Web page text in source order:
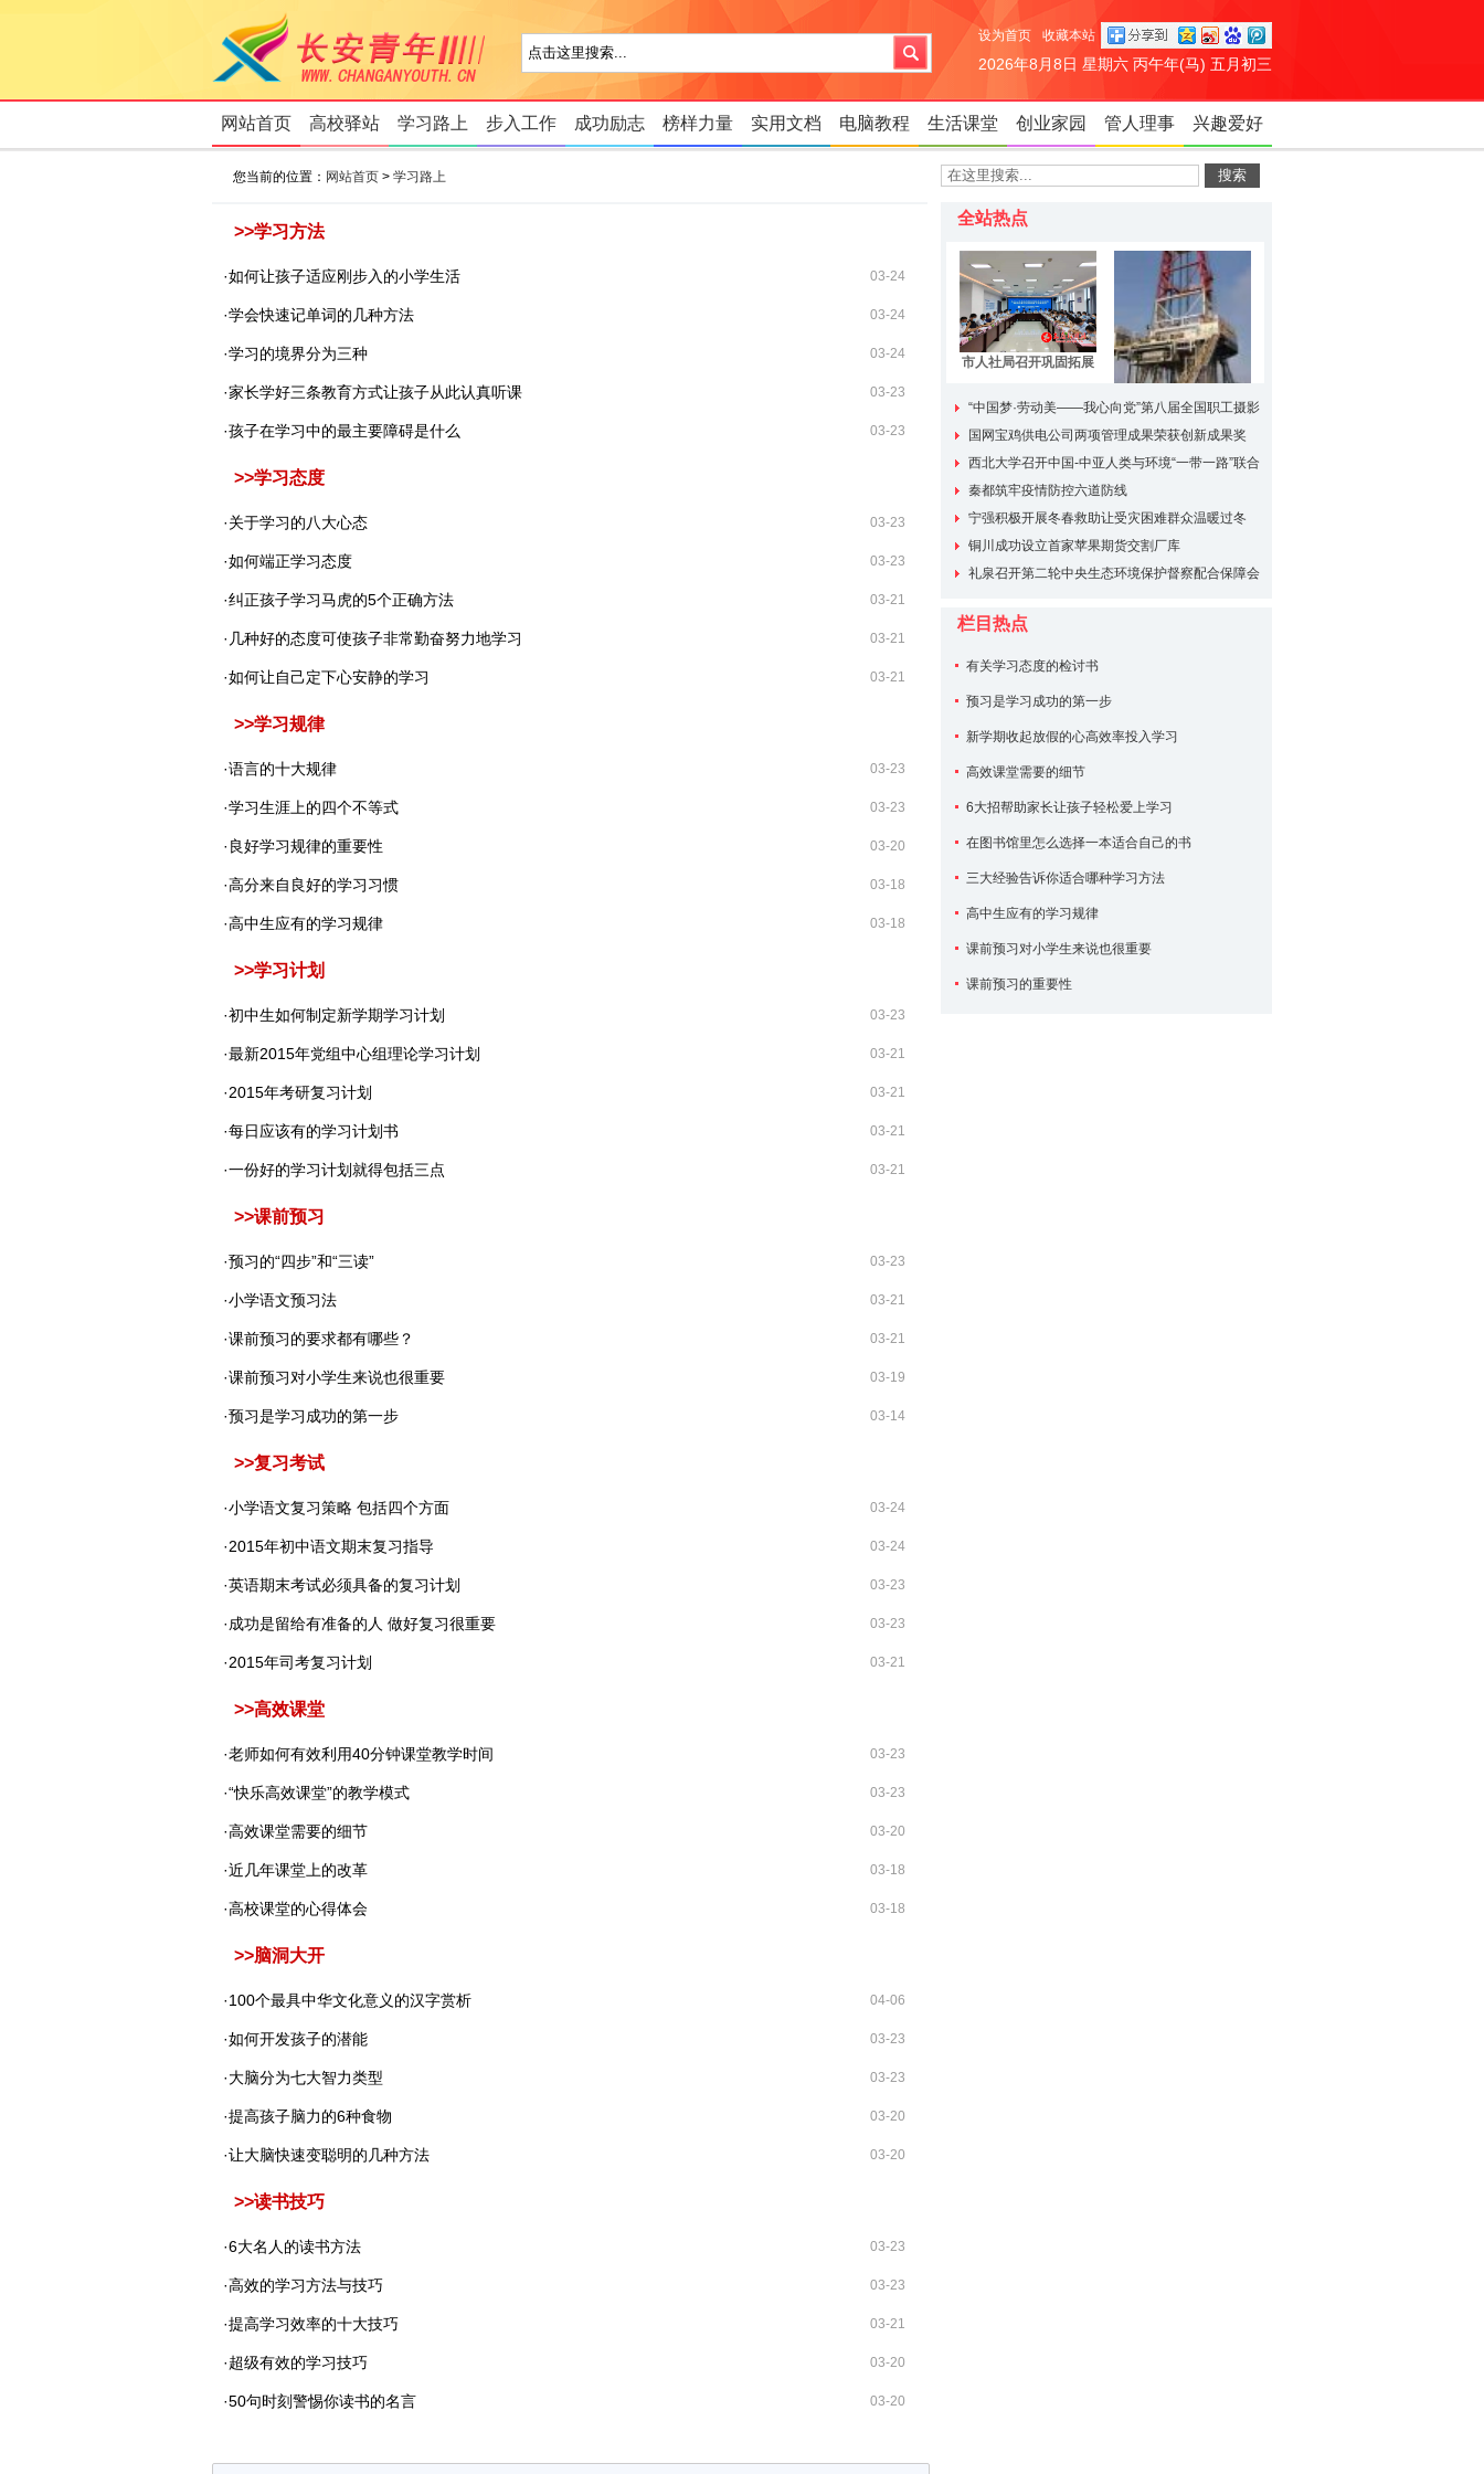
设为首页 收藏本站
2026年8月8日 星期六 丙午年(马) 五月初三
网站首页 高校驿站 学习路上 步入工作 成功励志 榜样力量 实用文档 电脑教程 生活课堂 创业家园 管人理事 兴趣爱好
您当前的位置： 网站首页 > 学习路上
>>学习方法
·如何让孩子适应刚步入的小学生活 03-24
·学会快速记单词的几种方法 03-24
·学习的境界分为三种 03-24
·家长学好三条教育方式让孩子从此认真听课 03-23
·孩子在学习中的最主要障碍是什么 03-23
>>学习态度
·关于学习的八大心态 03-23
·如何端正学习态度 03-23
·纠正孩子学习马虎的5个正确方法 03-21
· 几种好的态度可使孩子非常勤奋努力地学习 03-21
·如何让自己定下心安静的学习 03-21
>>学习规律
·语言的十大规律 03-23
·学习生涯上的四个不等式 03-23
· 良好学习规律的重要性 03-20
·高分来自良好的学习习惯 03-18
·高中生应有的学习规律 03-18
>>学习计划
·初中生如何制定新学期学习计划 03-23
·最新2015年党组中心组理论学习计划 03-21
·2015年考研复习计划 03-21
·每日应该有的学习计划书 03-21
·一份好的学习计划就得包括三点 03-21
>>课前预习
·预习的“四步”和“三读” 03-23
·小学语文预习法 03-21
·课前预习的要求都有哪些？ 03-21
·课前预习对小学生来说也很重要 03-19
·预习是学习成功的第一步 03-14
>>复习考试
·小学语文复习策略 包括四个方面 03-24
·2015年初中语文期末复习指导 03-24
·英语期末考试必须具备的复习计划 03-23
·成功是留给有准备的人 做好复习很重要 03-23
·2015年司考复习计划 03-21
>>高效课堂
·老师如何有效利用40分钟课堂教学时间 03-23
·“快乐高效课堂”的教学模式 03-23
·高效课堂需要的细节 03-20
·近几年课堂上的改革 03-18
·高校课堂的心得体会 03-18
>>脑洞大开
·100个最具中华文化意义的汉字赏析 04-06
·如何开发孩子的潜能 03-23
·大脑分为七大智力类型 03-23
·提高孩子脑力的6种食物 03-20
·让大脑快速变聪明的几种方法 03-20
>>读书技巧
·6大名人的读书方法 03-23
·高效的学习方法与技巧 03-23
·提高学习效率的十大技巧 03-21
·超级有效的学习技巧 03-20
·50句时刻警惕你读书的名言 03-20
全站热点
市人社局召开巩固拓展
兴有序衔接工作推进会
“宝鸡造”钻机在尼日利
“中国梦·劳动美——我心向党”第八届全国职工摄影
展延安采风活动启动
国网宝鸡供电公司两项管理成果荣获创新成果奖
西北大学召开中国-中亚人类与环境“一带一路”联合
实验室建设工作推进会
秦都筑牢疫情防控六道防线
宁强积极开展冬春救助让受灾困难群众温暖过冬
铜川成功设立首家苹果期货交割厂库
礼泉召开第二轮中央生态环境保护督察配合保障会
栏目热点
有关学习态度的检讨书
预习是学习成功的第一步
新学期收起放假的心高效率投入学习
高效课堂需要的细节
6大招帮助家长让孩子轻松爱上学习
在图书馆里怎么选择一本适合自己的书
三大经验告诉你适合哪种学习方法
高中生应有的学习规律
课前预习对小学生来说也很重要
课前预习的重要性